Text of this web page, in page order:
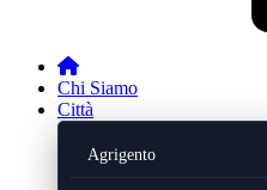
Chi Siamo
Città
Agrigento